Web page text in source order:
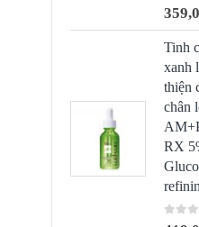
0
Tinh
xanh
thiện
chân
RX
0